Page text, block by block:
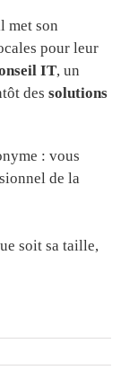
met son
pour leur
IT, un
des solutions
: vous
de la
soit sa taille,